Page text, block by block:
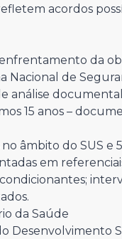
acordos
da
Nacional de
análise
15 anos –
âmbito do SUS e
em
da Saúde
Desenvolvimento